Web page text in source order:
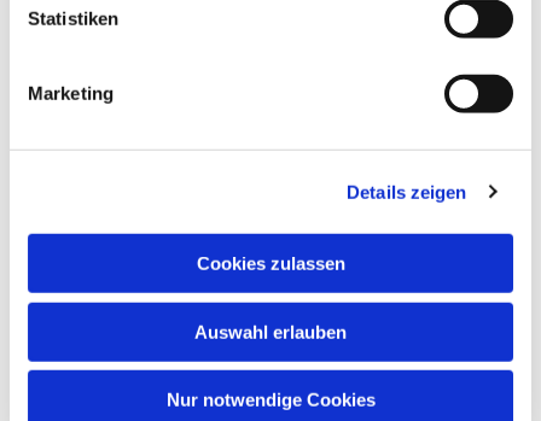
Statistiken
Marketing
Details zeigen
Cookies zulassen
Auswahl erlauben
Nur notwendige Cookies